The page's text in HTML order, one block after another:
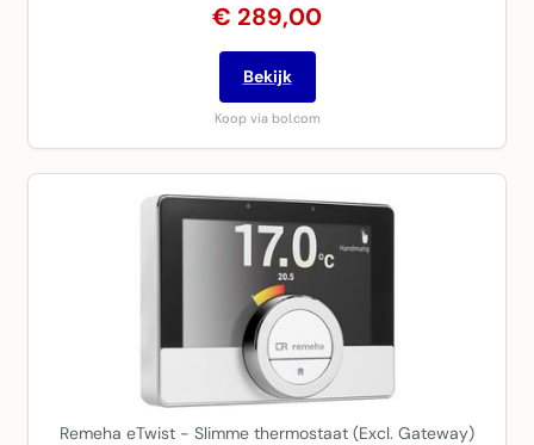
€ 289,00
Bekijk
Koop via bol.com
Remeha eTwist - Slimme thermostaat (Excl. Gateway)